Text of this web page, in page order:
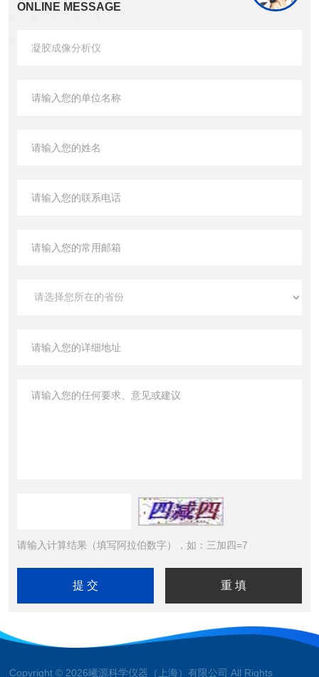
ONLINE MESSAGE
请输入计算结果（填写阿拉伯数字），如：三加四=7
Copyright © 2026曦源科学仪器（上海）有限公司 All Rights